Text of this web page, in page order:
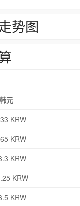
势图
韩元
KRW
KRW
KRW
KRW
KRW